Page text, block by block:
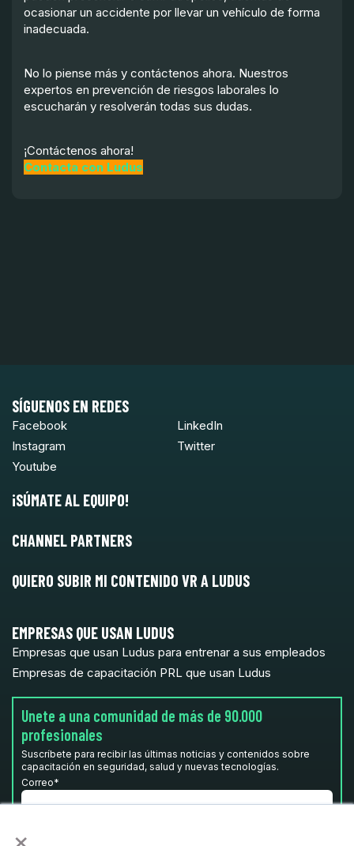
×
ocasionar un accidente por llevar un vehículo de forma
inadecuada.
No lo piense más y contáctenos ahora. Nuestros
expertos en prevención de riesgos laborales lo
escucharán y resolverán todas sus dudas.
¡Contáctenos ahora!
Contacta con Ludus
SÍGUENOS EN REDES
Facebook
LinkedIn
Instagram
Twitter
Youtube
¡SÚMATE AL EQUIPO!
CHANNEL PARTNERS
QUIERO SUBIR MI CONTENIDO VR A LUDUS
EMPRESAS QUE USAN LUDUS
Empresas que usan Ludus para entrenar a sus empleados
Empresas de capacitación PRL que usan Ludus
Unete a una comunidad de más de 90.000
profesionales
Suscríbete para recibir las últimas noticias y contenidos sobre
capacitación en seguridad, salud y nuevas tecnologías.
Correo*